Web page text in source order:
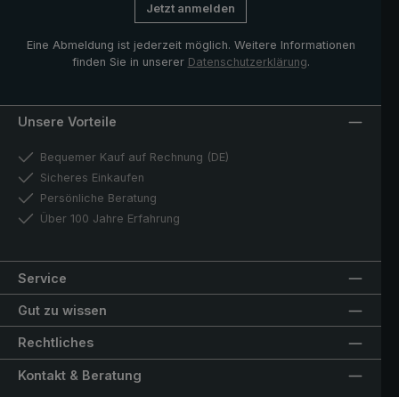
Jetzt anmelden
Eine Abmeldung ist jederzeit möglich. Weitere Informationen
finden Sie in unserer Datenschutzerklärung.
Unsere Vorteile
Bequemer Kauf auf Rechnung (DE)
Sicheres Einkaufen
Persönliche Beratung
Über 100 Jahre Erfahrung
Service
Gut zu wissen
Rechtliches
Kontakt & Beratung